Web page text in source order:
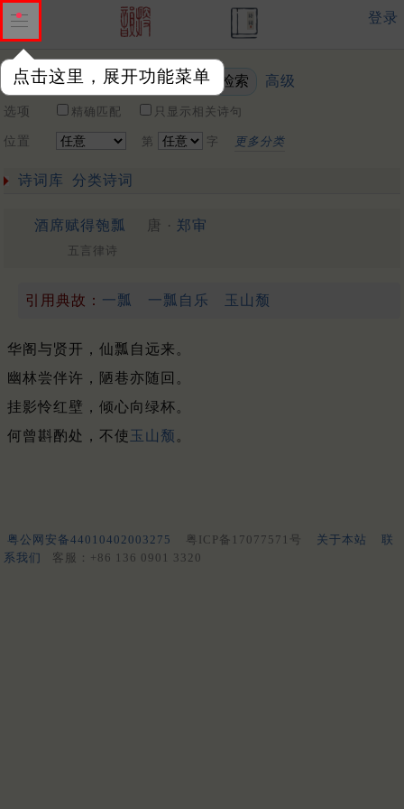
点击这里，展开功能菜单
登录
关键词 高级
选项 精确匹配 只显示相关诗句
位置 第 字 更多分类
诗词库 分类诗词
酒席赋得匏瓢 唐 · 郑审
五言律诗
引用典故： 一瓢 一瓢自乐 玉山颓
华阁与贤开，仙瓢自远来。
幽林尝伴许，陋巷亦随回。
挂影怜红壁，倾心向绿杯。
何曾斟酌处，不使玉山颓 。
粤公网安备44010402003275 粤ICP备17077571号 关于本站
联
系我们
客服：+86 136 0901 3320